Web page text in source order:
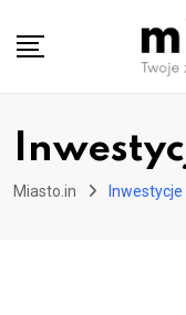
Miasto.in Inwestycje